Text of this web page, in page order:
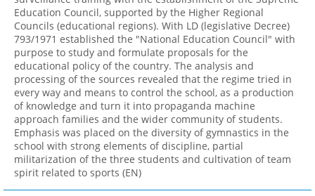
Education Council, supported by the Higher Regional
Councils (educational regions). With LD (legislative Decree)
793/1971 established the "National Education Council" with
purpose to study and formulate proposals for the
educational policy of the country. The analysis and
processing of the sources revealed that the regime tried in
every way and means to control the school, as a production
of knowledge and turn it into propaganda machine
approach families and the wider community of students.
Emphasis was placed on the diversity of gymnastics in the
school with strong elements of discipline, partial
militarization of the three students and cultivation of team
spirit related to sports (EN)